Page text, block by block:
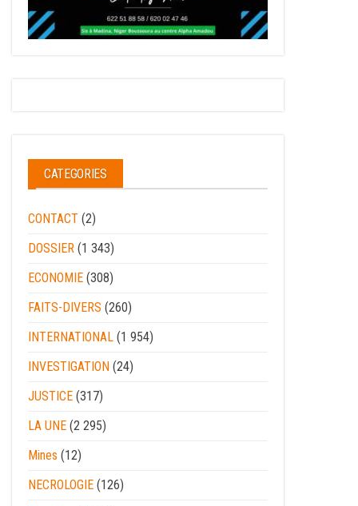
CATEGORIES
CONTACT (2)
DOSSIER (1 343)
ECONOMIE (308)
FAITS-DIVERS (260)
INTERNATIONAL (1 954)
INVESTIGATION (24)
JUSTICE (317)
LA UNE (2 295)
Mines (12)
NECROLOGIE (126)